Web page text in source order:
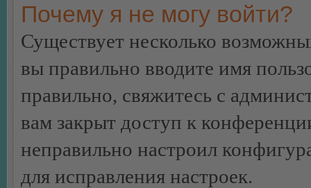
Почему я не могу войти?
Существует несколько
вы правильно вводите имя
правильно, свяжитесь с
вам закрыт доступ к
неправильно настроил
для исправления настроек.